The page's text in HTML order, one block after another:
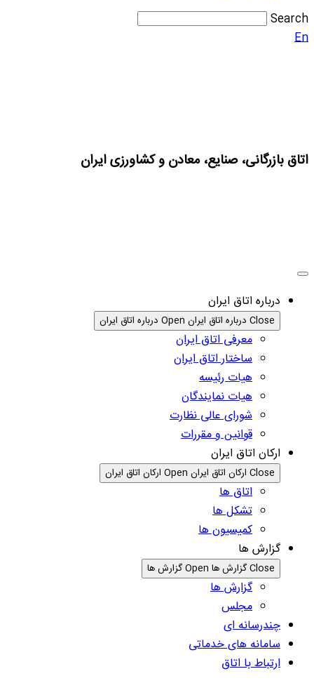
Search
En
اتاق بازرگانی، صنایع، معادن و کشاورزی ایران
درباره اتاق ایران
Close درباره اتاق ایران Open درباره اتاق ایران
معرفی اتاق ایران
ساختار اتاق ایران
هیات رئیسه
هیات نمایندگان
شورای عالی نظارت
قوانین و مقررات
ارکان اتاق ایران
Close ارکان اتاق ایران Open ارکان اتاق ایران
اتاق ها
تشکل ها
کمیسیون ها
گزارش ها
Close گزارش ها Open گزارش ها
گزارش ها
مجلس
چندرسانه ای
سامانه های خدماتی
ارتباط با اتاق